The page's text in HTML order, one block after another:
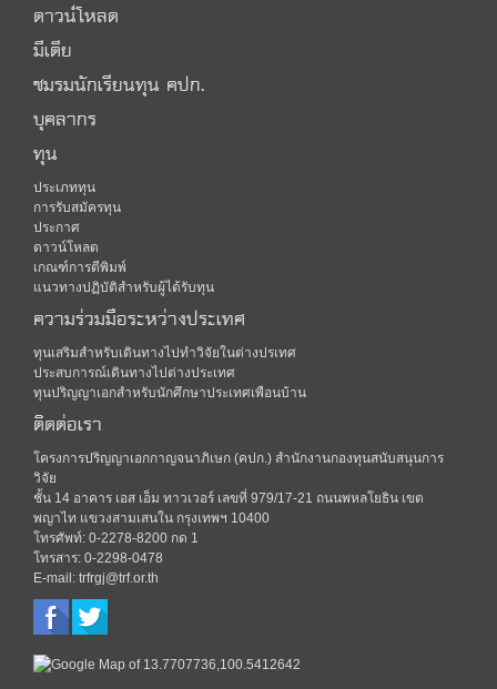
ดาวน์โหลด
มีเดีย
ชมรมนักเรียนทุน คปก.
บุคลากร
ทุน
ประเภททุน
การรับสมัครทุน
ประกาศ
ดาวน์โหลด
เกณฑ์การตีพิมพ์
แนวทางปฏิบัติสำหรับผู้ได้รับทุน
ความร่วมมือระหว่างประเทศ
ทุนเสริมสำหรับเดินทางไปทำวิจัยในต่างปรเทศ
ประสบการณ์เดินทางไปต่างประเทศ
ทุนปริญญาเอกสำหรับนักศึกษาประเทศเพือนบ้าน
ติดต่อเรา
โครงการปริญญาเอกกาญจนาภิเษก (คปก.) สำนักงานกองทุนสนับสนุนการ
วิจัย
ชั้น 14 อาคาร เอส เอ็ม ทาวเวอร์ เลขที่ 979/17-21 ถนนพหลโยธิน เขต
พญาไท แขวงสามเสนใน กรุงเทพฯ 10400
โทรศัพท์: 0-2278-8200 กด 1
โทรสาร: 0-2298-0478
E-mail: trfrgj@trf.or.th